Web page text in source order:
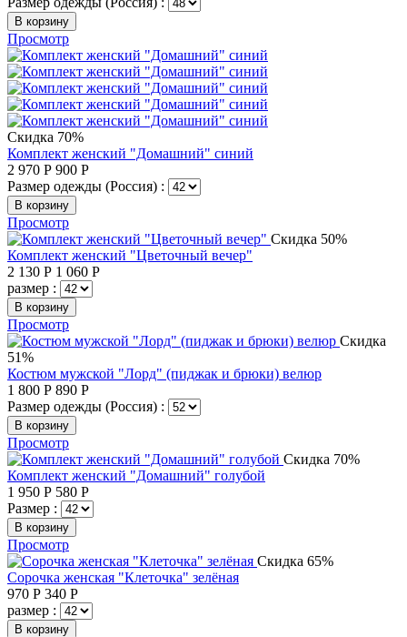
В корзину
Просмотр
Скидка 70%
Комплект женский "Домашний" синий
2 970 Р 900 Р
Размер одежды (Россия) :
В корзину
Просмотр
Скидка 50%
Комплект женский "Цветочный вечер"
2 130 Р 1 060 Р
размер :
В корзину
Просмотр
Скидка
51%
Костюм мужской "Лорд" (пиджак и брюки) велюр
1 800 Р 890 Р
Размер одежды (Россия) :
В корзину
Просмотр
Скидка 70%
Комплект женский "Домашний" голубой
1 950 Р 580 Р
Размер :
В корзину
Просмотр
Скидка 65%
Сорочка женская "Клеточка" зелёная
970 Р 340 Р
размер :
В корзину